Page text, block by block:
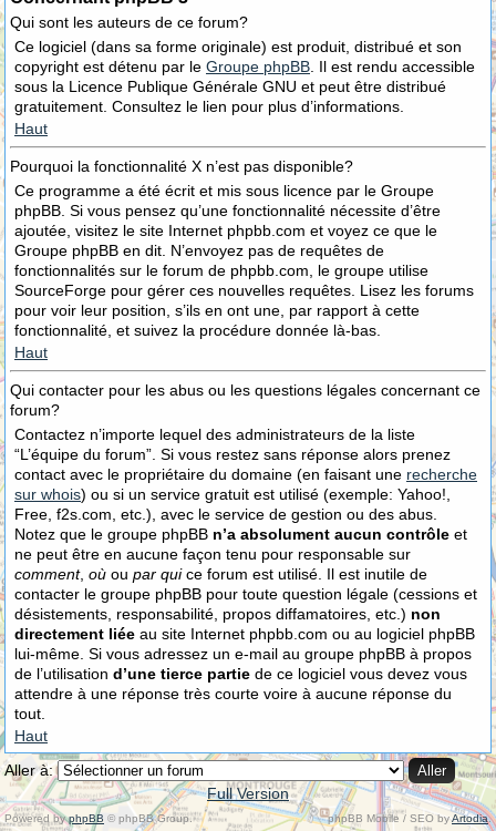
Qui sont les auteurs de ce forum?
Ce logiciel (dans sa forme originale) est produit, distribué et son
copyright est détenu par le Groupe phpBB . Il est rendu accessible
sous la Licence Publique Générale GNU et peut être distribué
gratuitement. Consultez le lien pour plus d’informations.
Haut
Pourquoi la fonctionnalité X n’est pas disponible?
Ce programme a été écrit et mis sous licence par le Groupe
phpBB. Si vous pensez qu’une fonctionnalité nécessite d’être
ajoutée, visitez le site Internet phpbb.com et voyez ce que le
Groupe phpBB en dit. N’envoyez pas de requêtes de
fonctionnalités sur le forum de phpbb.com, le groupe utilise
SourceForge pour gérer ces nouvelles requêtes. Lisez les forums
pour voir leur position, s’ils en ont une, par rapport à cette
fonctionnalité, et suivez la procédure donnée là-bas.
Haut
Qui contacter pour les abus ou les questions légales concernant ce
forum?
Contactez n’importe lequel des administrateurs de la liste
“L’équipe du forum”. Si vous restez sans réponse alors prenez
contact avec le propriétaire du domaine (en faisant une recherche
sur whois) ou si un service gratuit est utilisé (exemple: Yahoo!,
Free, f2s.com, etc.), avec le service de gestion ou des abus.
Notez que le groupe phpBB n’a absolument aucun contrôle et
ne peut être en aucune façon tenu pour responsable sur
comment, où ou par quice forum est utilisé. Il est inutile de
contacter le groupe phpBB pour toute question légale (cessions et
désistements, responsabilité, propos diffamatoires, etc.) non
directement liée au site Internet phpbb.com ou au logiciel phpBB
lui-même. Si vous adressez un e-mail au groupe phpBB à propos
de l’utilisation d’une tierce partie de ce logiciel vous devez vous
attendre à une réponse très courte voire à aucune réponse du
tout.
Haut
Aller à:
Full Version
Powered byphpBB © phpBB Group. phpBB Mobile / SEO byArtodia.